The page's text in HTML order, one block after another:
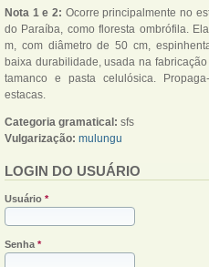
Nota 1 e 2: Ocorre principalmente no
do Paraíba, como floresta ombrófila.
m, com diâmetro de 50 cm,
baixa durabilidade, usada na
tamanco e pasta celulósica.
estacas.
Categoria gramatical: sfs
Vulgarização: mulungu
LOGIN DO USUÁRIO
Usuário *
Senha *